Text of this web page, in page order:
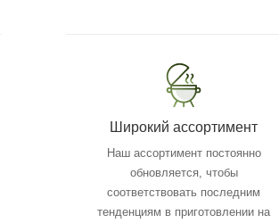
Широкий ассортимент
Наш ассортимент постоянно
обновляется, чтобы
соответствовать последним
тенденциям в приготовлении на